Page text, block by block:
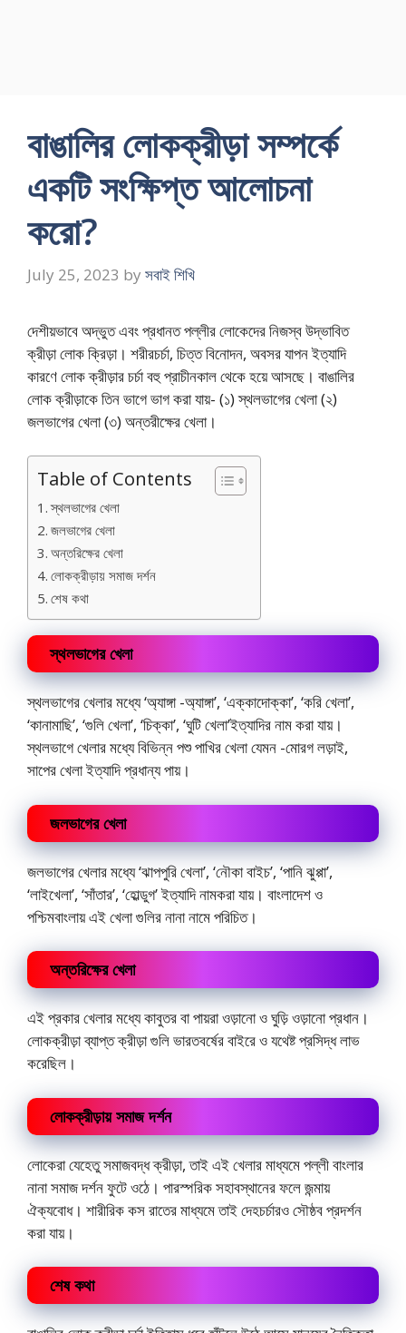
বাঙালির লোকক্রীড়া সম্পর্কে
একটি সংক্ষিপ্ত আলোচনা
করো?
July 25, 2023 by সবাই শিখি
দেশীয়ভাবে অদ্ভুত এবং প্রধানত পল্লীর লোকেদের নিজস্ব উদ্ভাবিত
ক্রীড়া লোক ক্রিড়া। শরীরচর্চা, চিত্ত বিনোদন, অবসর যাপন ইত্যাদি
কারণে লোক ক্রীড়ার চর্চা বহু প্রাচীনকাল থেকে হয়ে আসছে। বাঙালির
লোক ক্রীড়াকে তিন ভাগে ভাগ করা যায়- (১) স্থলভাগের খেলা (২)
জলভাগের খেলা (৩) অন্তরীক্ষের খেলা।
Table of Contents
স্থলভাগের খেলা
জলভাগের খেলা
অন্তরিক্ষের খেলা
লোকক্রীড়ায় সমাজ দর্শন
শেষ কথা
স্থলভাগের খেলা
স্থলভাগের খেলার মধ্যে ‘অ্যাঙ্গা -অ্যাঙ্গা’, ‘এক্কাদোক্কা’, ‘করি খেলা’,
‘কানামাছি’, ‘গুলি খেলা’, ‘চিক্কা’, ‘ঘুটি খেলা’ইত্যাদির নাম করা যায়।
স্থলভাগে খেলার মধ্যে বিভিন্ন পশু পাখির খেলা যেমন -মোরগ লড়াই,
সাপের খেলা ইত্যাদি প্রধান্য পায়।
জলভাগের খেলা
জলভাগের খেলার মধ্যে ‘ঝাপপুরি খেলা’, ‘নৌকা বাইচ’, ‘পানি ঝুপ্পা’,
‘লাইখেলা’, ‘সাঁতার’, ‘হোল্ডুগ’ ইত্যাদি নামকরা যায়। বাংলাদেশ ও
পশ্চিমবাংলায় এই খেলা গুলির নানা নামে পরিচিত।
অন্তরিক্ষের খেলা
এই প্রকার খেলার মধ্যে কাবুতর বা পায়রা ওড়ানো ও ঘুড়ি ওড়ানো প্রধান।
লোকক্রীড়া ব্যাপ্ত ক্রীড়া গুলি ভারতবর্ষের বাইরে ও যথেষ্ট প্রসিদ্ধ লাভ
করেছিল।
লোকক্রীড়ায় সমাজ দর্শন
লোকেরা যেহেতু সমাজবদ্ধ ক্রীড়া, তাই এই খেলার মাধ্যমে পল্লী বাংলার
নানা সমাজ দর্শন ফুটে ওঠে। পারস্পরিক সহাবস্থানের ফলে জন্মায়
ঐক্যবোধ। শারীরিক কস রাতের মাধ্যমে তাই দেহচর্চারও সৌষ্ঠব প্রদর্শন
করা যায়।
শেষ কথা